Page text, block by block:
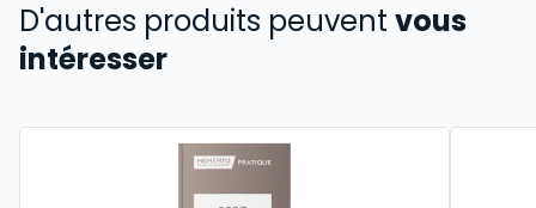
D'autres produits peuvent vous
intéresser